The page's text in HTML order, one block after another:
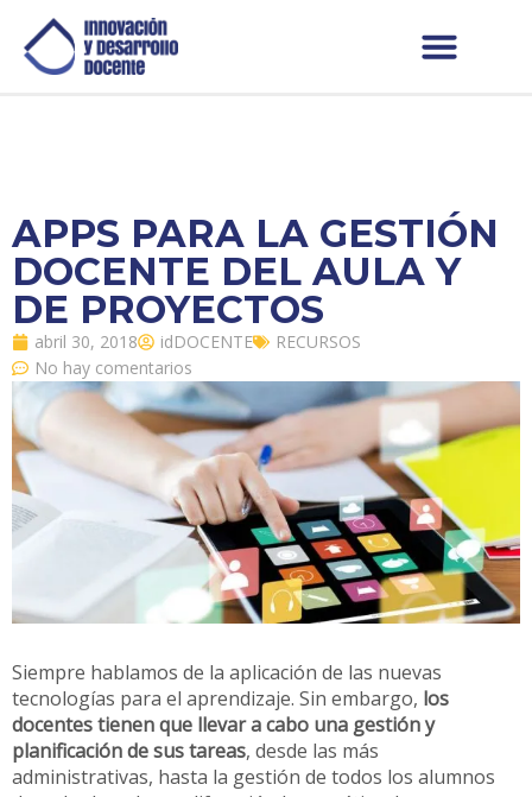
APPS PARA LA GESTIÓN
DOCENTE DEL AULA Y
DE PROYECTOS
abril 30, 2018 idDOCENTE
RECURSOS
No hay comentarios
Siempre hablamos de la aplicación de las nuevas
tecnologías para el aprendizaje. Sin embargo, los
docentes tienen que llevar a cabo una gestión y
planificación de sus tareas, desde las más
administrativas, hasta la gestión de todos los alumnos